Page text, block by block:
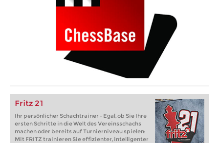
Fritz 21
Ihr persönlicher Schachtrainer - Egal, ob Sie Ihre
ersten Schritte in die Welt des Vereinsschachs
machen oder bereits auf Turnierniveau spielen:
Mit FRITZ trainieren Sie effizienter, intelligenter